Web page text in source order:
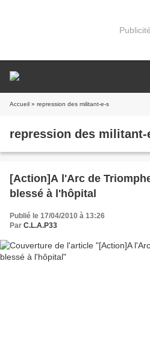
Publicité
Accueil » repression des militant-e-s
repression des militant-
[Action]A l'Arc de
blessé à l'hôpital
Publié le 17/04/2010 à 13:26
Par C.L.A.P33